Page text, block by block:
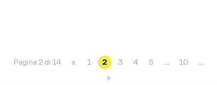
Pagina 2 di 14 « 1 2 3 4 5 ... 10
...
»